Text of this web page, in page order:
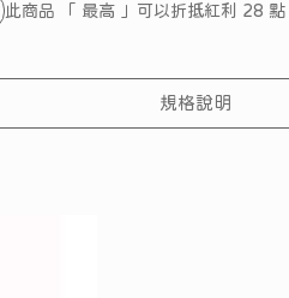
此商品 「 最高 」可以折抵紅利 28 點
規格說明